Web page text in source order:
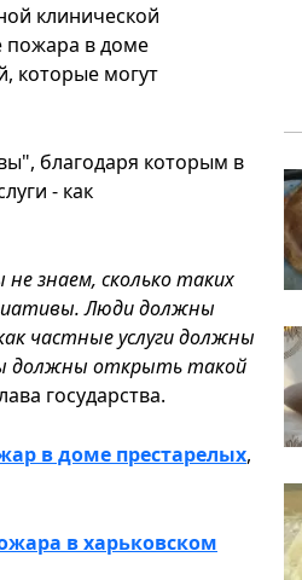
клинической
пожара в доме
которые могут
благодаря которым в
- как
знаем, сколько таких
Люди должны
частные услуги должны
должны открыть такой
государства.
в доме престарелых,
в харьковском